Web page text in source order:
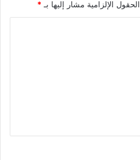
الحقول الإلزامية مشار إليها بـ*